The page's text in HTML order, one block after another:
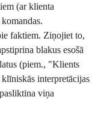
(ar klienta
faktiem. Ziņojiet to,
blakus esošā
(piem., "Klients
interpretācijas
viņa